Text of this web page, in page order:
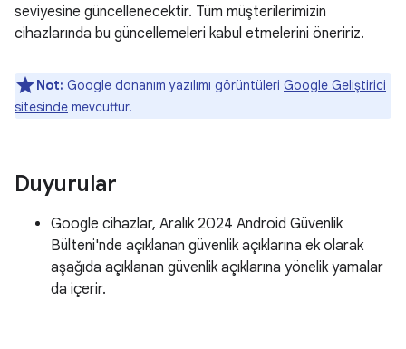
seviyesine güncellenecektir. Tüm müşterilerimizin
cihazlarında bu güncellemeleri kabul etmelerini öneririz.
Not: Google donanım yazılımı görüntüleri Google Geliştirici
sitesinde mevcuttur.
Duyurular
Google cihazlar, Aralık 2024 Android Güvenlik
Bülteni'nde açıklanan güvenlik açıklarına ek olarak
aşağıda açıklanan güvenlik açıklarına yönelik yamalar
da içerir.